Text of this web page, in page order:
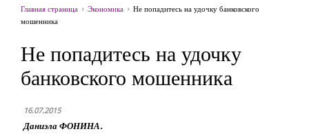
Главная страница Экономика
Не попадитесь на удочку банковского
мошенника
Не попадитесь на удочку
банковского мошенника
16.07.2015
Даниэла ФОНИНА.